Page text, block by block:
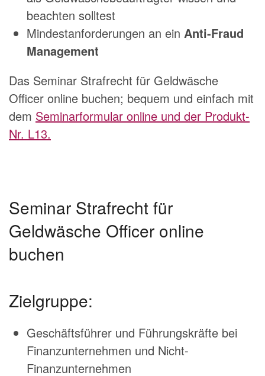
beachten solltest
Mindestanforderungen an ein Anti-Fraud
Management
Das Seminar Strafrecht für Geldwäsche
Officer online buchen; bequem und einfach mit
dem Seminarformular online und der Produkt-
Nr. L13.
Seminar Strafrecht für
Geldwäsche Officer online
buchen
Zielgruppe:
Geschäftsführer und Führungskräfte bei
Finanzunternehmen und Nicht-
Finanzunternehmen